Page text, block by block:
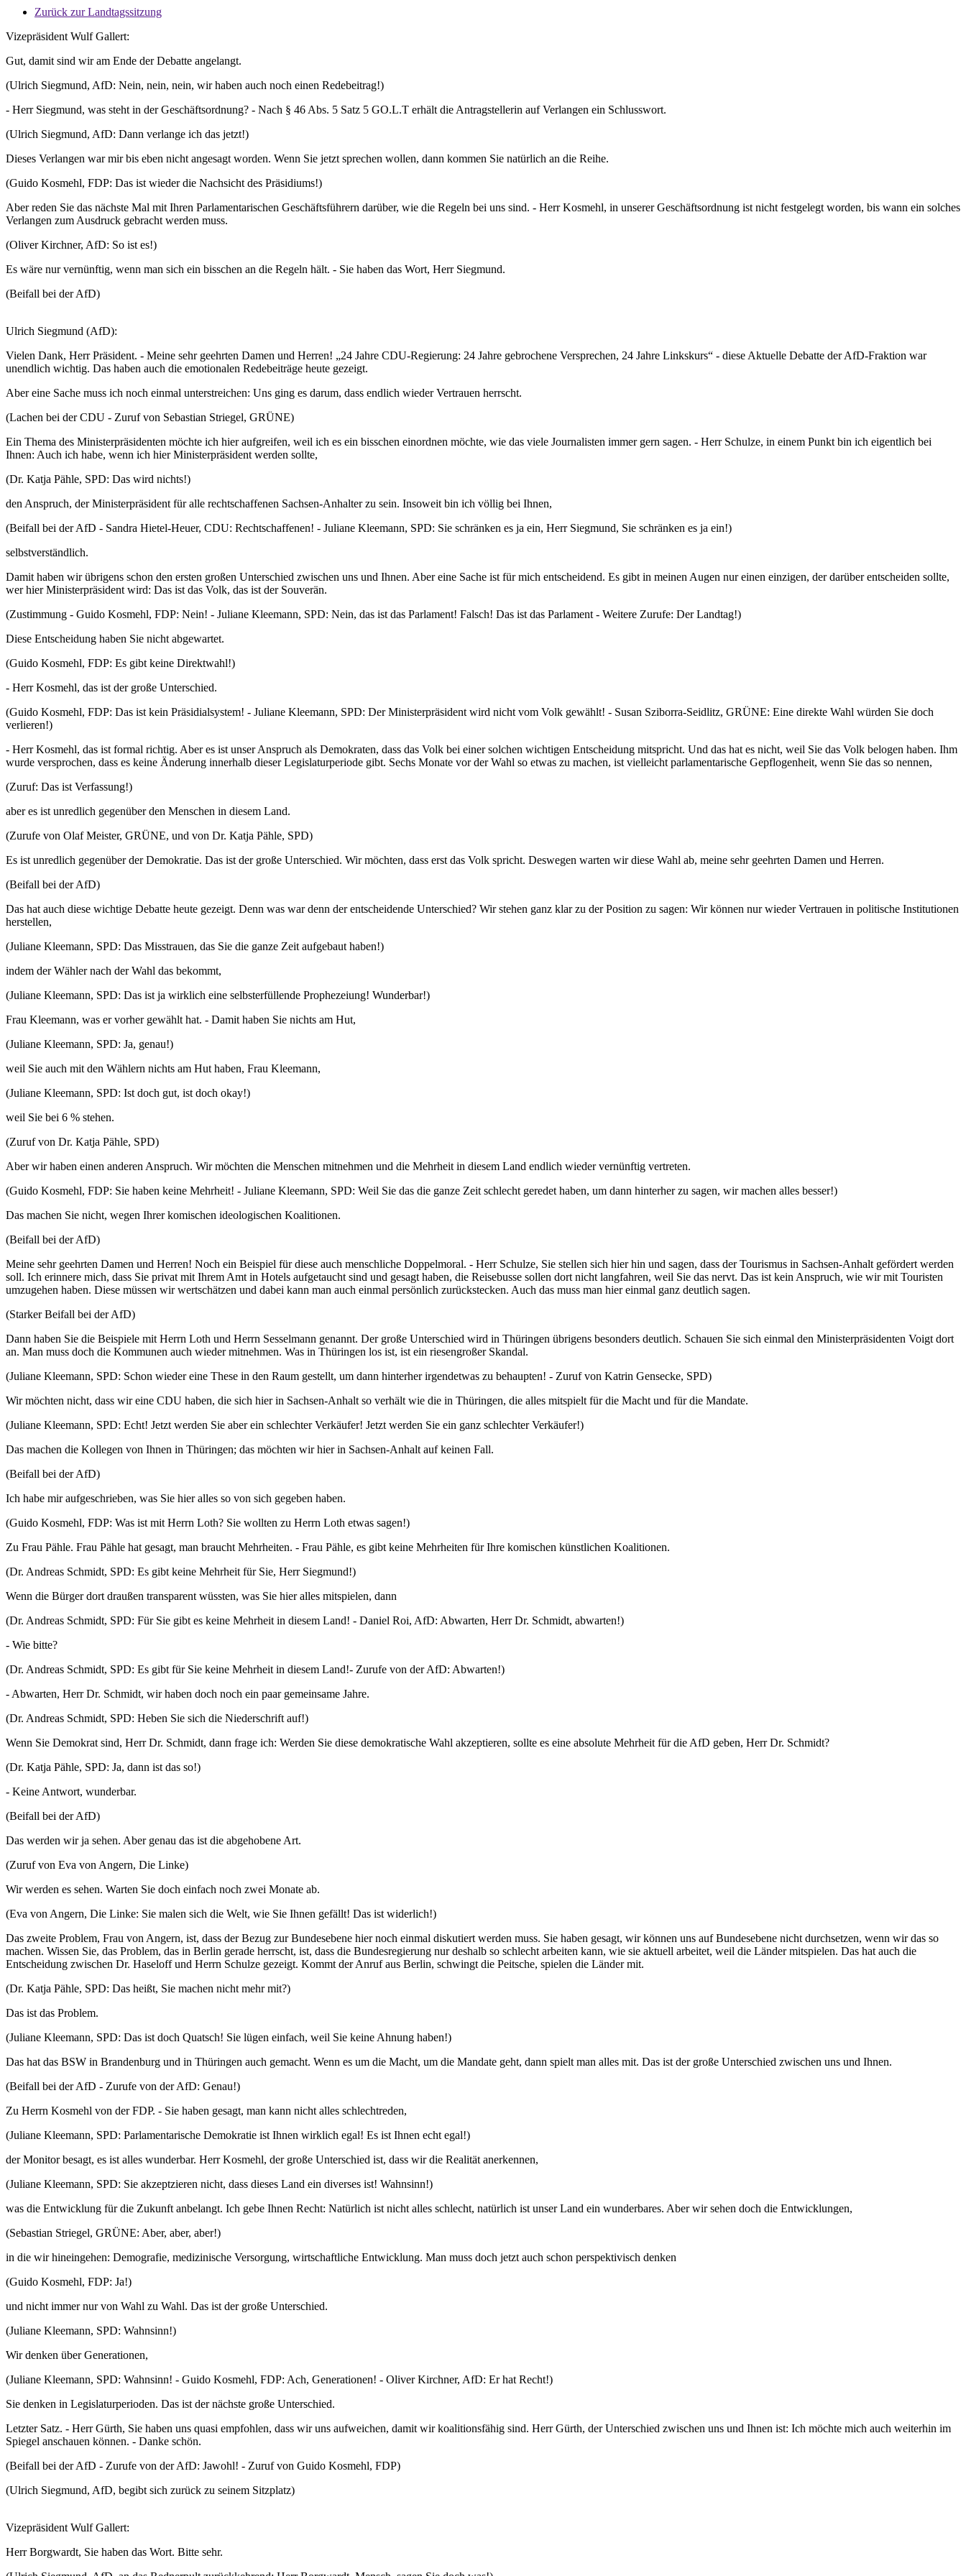
Zurück zur Landtagssitzung
Vizepräsident Wulf Gallert:
Gut, damit sind wir am Ende der Debatte angelangt.
(Ulrich Siegmund, AfD: Nein, nein, nein, wir haben auch noch einen Redebeitrag!)
- Herr Siegmund, was steht in der Geschäftsordnung? - Nach § 46 Abs. 5 Satz 5 GO.L.T erhält die Antragstellerin auf Verlangen ein Schlusswort.
(Ulrich Siegmund, AfD: Dann verlange ich das jetzt!)
Dieses Verlangen war mir bis eben nicht angesagt worden. Wenn Sie jetzt sprechen wollen, dann kommen Sie natürlich an die Reihe.
(Guido Kosmehl, FDP: Das ist wieder die Nachsicht des Präsidiums!)
Aber reden Sie das nächste Mal mit Ihren Parlamentarischen Geschäftsführern darüber, wie die Regeln bei uns sind. - Herr Kosmehl, in unserer Geschäftsordnung ist nicht festgelegt worden, bis wann ein solches
Verlangen zum Ausdruck gebracht werden muss.
(Oliver Kirchner, AfD: So ist es!)
Es wäre nur vernünftig, wenn man sich ein bisschen an die Regeln hält. - Sie haben das Wort, Herr Siegmund.
(Beifall bei der AfD)
Ulrich Siegmund (AfD):
Vielen Dank, Herr Präsident. - Meine sehr geehrten Damen und Herren! „24 Jahre CDU-Regierung: 24 Jahre gebrochene Versprechen, 24 Jahre Linkskurs“ - diese Aktuelle Debatte der AfD-Fraktion war
unendlich wichtig. Das haben auch die emotionalen Redebeiträge heute gezeigt.
Aber eine Sache muss ich noch einmal unterstreichen: Uns ging es darum, dass endlich wieder Vertrauen herrscht.
(Lachen bei der CDU - Zuruf von Sebastian Striegel, GRÜNE)
Ein Thema des Ministerpräsidenten möchte ich hier aufgreifen, weil ich es ein bisschen einordnen möchte, wie das viele Journalisten immer gern sagen. - Herr Schulze, in einem Punkt bin ich eigentlich bei
Ihnen: Auch ich habe, wenn ich hier Ministerpräsident werden sollte,
(Dr. Katja Pähle, SPD: Das wird nichts!)
den Anspruch, der Ministerpräsident für alle rechtschaffenen Sachsen-Anhalter zu sein. Insoweit bin ich völlig bei Ihnen,
(Beifall bei der AfD - Sandra Hietel-Heuer, CDU: Rechtschaffenen! - Juliane Kleemann, SPD: Sie schränken es ja ein, Herr Siegmund, Sie schränken es ja ein!)
selbstverständlich.
Damit haben wir übrigens schon den ersten großen Unterschied zwischen uns und Ihnen. Aber eine Sache ist für mich entscheidend. Es gibt in meinen Augen nur einen einzigen, der darüber entscheiden sollte,
wer hier Ministerpräsident wird: Das ist das Volk, das ist der Souverän.
(Zustimmung - Guido Kosmehl, FDP: Nein! - Juliane Kleemann, SPD: Nein, das ist das Parlament! Falsch! Das ist das Parlament - Weitere Zurufe: Der Landtag!)
Diese Entscheidung haben Sie nicht abgewartet.
(Guido Kosmehl, FDP: Es gibt keine Direktwahl!)
- Herr Kosmehl, das ist der große Unterschied.
(Guido Kosmehl, FDP: Das ist kein Präsidialsystem! - Juliane Kleemann, SPD: Der Ministerpräsident wird nicht vom Volk gewählt! - Susan Sziborra-Seidlitz, GRÜNE: Eine direkte Wahl würden Sie doch
verlieren!)
- Herr Kosmehl, das ist formal richtig. Aber es ist unser Anspruch als Demokraten, dass das Volk bei einer solchen wichtigen Entscheidung mitspricht. Und das hat es nicht, weil Sie das Volk belogen haben. Ihm
wurde versprochen, dass es keine Änderung innerhalb dieser Legislaturperiode gibt. Sechs Monate vor der Wahl so etwas zu machen, ist vielleicht parlamentarische Gepflogenheit, wenn Sie das so nennen,
(Zuruf: Das ist Verfassung!)
aber es ist unredlich gegenüber den Menschen in diesem Land.
(Zurufe von Olaf Meister, GRÜNE, und von Dr. Katja Pähle, SPD)
Es ist unredlich gegenüber der Demokratie. Das ist der große Unterschied. Wir möchten, dass erst das Volk spricht. Deswegen warten wir diese Wahl ab, meine sehr geehrten Damen und Herren.
(Beifall bei der AfD)
Das hat auch diese wichtige Debatte heute gezeigt. Denn was war denn der entscheidende Unterschied? Wir stehen ganz klar zu der Position zu sagen: Wir können nur wieder Vertrauen in politische Institutionen
herstellen,
(Juliane Kleemann, SPD: Das Misstrauen, das Sie die ganze Zeit aufgebaut haben!)
indem der Wähler nach der Wahl das bekommt,
(Juliane Kleemann, SPD: Das ist ja wirklich eine selbsterfüllende Prophezeiung! Wunderbar!)
Frau Kleemann, was er vorher gewählt hat. - Damit haben Sie nichts am Hut,
(Juliane Kleemann, SPD: Ja, genau!)
weil Sie auch mit den Wählern nichts am Hut haben, Frau Kleemann,
(Juliane Kleemann, SPD: Ist doch gut, ist doch okay!)
weil Sie bei 6 % stehen.
(Zuruf von Dr. Katja Pähle, SPD)
Aber wir haben einen anderen Anspruch. Wir möchten die Menschen mitnehmen und die Mehrheit in diesem Land endlich wieder vernünftig vertreten.
(Guido Kosmehl, FDP: Sie haben keine Mehrheit! - Juliane Kleemann, SPD: Weil Sie das die ganze Zeit schlecht geredet haben, um dann hinterher zu sagen, wir machen alles besser!)
Das machen Sie nicht, wegen Ihrer komischen ideologischen Koalitionen.
(Beifall bei der AfD)
Meine sehr geehrten Damen und Herren! Noch ein Beispiel für diese auch menschliche Doppelmoral. - Herr Schulze, Sie stellen sich hier hin und sagen, dass der Tourismus in Sachsen-Anhalt gefördert werden
soll. Ich erinnere mich, dass Sie privat mit Ihrem Amt in Hotels aufgetaucht sind und gesagt haben, die Reisebusse sollen dort nicht langfahren, weil Sie das nervt. Das ist kein Anspruch, wie wir mit Touristen
umzugehen haben. Diese müssen wir wertschätzen und dabei kann man auch einmal persönlich zurückstecken. Auch das muss man hier einmal ganz deutlich sagen.
(Starker Beifall bei der AfD)
Dann haben Sie die Beispiele mit Herrn Loth und Herrn Sesselmann genannt. Der große Unterschied wird in Thüringen übrigens besonders deutlich. Schauen Sie sich einmal den Ministerpräsidenten Voigt dort
an. Man muss doch die Kommunen auch wieder mitnehmen. Was in Thüringen los ist, ist ein riesengroßer Skandal.
(Juliane Kleemann, SPD: Schon wieder eine These in den Raum gestellt, um dann hinterher irgendetwas zu behaupten! - Zuruf von Katrin Gensecke, SPD)
Wir möchten nicht, dass wir eine CDU haben, die sich hier in Sachsen-Anhalt so verhält wie die in Thüringen, die alles mitspielt für die Macht und für die Mandate.
(Juliane Kleemann, SPD: Echt! Jetzt werden Sie aber ein schlechter Verkäufer! Jetzt werden Sie ein ganz schlechter Verkäufer!)
Das machen die Kollegen von Ihnen in Thüringen; das möchten wir hier in Sachsen-Anhalt auf keinen Fall.
(Beifall bei der AfD)
Ich habe mir aufgeschrieben, was Sie hier alles so von sich gegeben haben.
(Guido Kosmehl, FDP: Was ist mit Herrn Loth? Sie wollten zu Herrn Loth etwas sagen!)
Zu Frau Pähle. Frau Pähle hat gesagt, man braucht Mehrheiten. - Frau Pähle, es gibt keine Mehrheiten für Ihre komischen künstlichen Koalitionen.
(Dr. Andreas Schmidt, SPD: Es gibt keine Mehrheit für Sie, Herr Siegmund!)
Wenn die Bürger dort draußen transparent wüssten, was Sie hier alles mitspielen, dann
(Dr. Andreas Schmidt, SPD: Für Sie gibt es keine Mehrheit in diesem Land! - Daniel Roi, AfD: Abwarten, Herr Dr. Schmidt, abwarten!)
- Wie bitte?
(Dr. Andreas Schmidt, SPD: Es gibt für Sie keine Mehrheit in diesem Land!- Zurufe von der AfD: Abwarten!)
- Abwarten, Herr Dr. Schmidt, wir haben doch noch ein paar gemeinsame Jahre.
(Dr. Andreas Schmidt, SPD: Heben Sie sich die Niederschrift auf!)
Wenn Sie Demokrat sind, Herr Dr. Schmidt, dann frage ich: Werden Sie diese demokratische Wahl akzeptieren, sollte es eine absolute Mehrheit für die AfD geben, Herr Dr. Schmidt?
(Dr. Katja Pähle, SPD: Ja, dann ist das so!)
- Keine Antwort, wunderbar.
(Beifall bei der AfD)
Das werden wir ja sehen. Aber genau das ist die abgehobene Art.
(Zuruf von Eva von Angern, Die Linke)
Wir werden es sehen. Warten Sie doch einfach noch zwei Monate ab.
(Eva von Angern, Die Linke: Sie malen sich die Welt, wie Sie Ihnen gefällt! Das ist widerlich!)
Das zweite Problem, Frau von Angern, ist, dass der Bezug zur Bundesebene hier noch einmal diskutiert werden muss. Sie haben gesagt, wir können uns auf Bundesebene nicht durchsetzen, wenn wir das so
machen. Wissen Sie, das Problem, das in Berlin gerade herrscht, ist, dass die Bundesregierung nur deshalb so schlecht arbeiten kann, wie sie aktuell arbeitet, weil die Länder mitspielen. Das hat auch die
Entscheidung zwischen Dr. Haseloff und Herrn Schulze gezeigt. Kommt der Anruf aus Berlin, schwingt die Peitsche, spielen die Länder mit.
(Dr. Katja Pähle, SPD: Das heißt, Sie machen nicht mehr mit?)
Das ist das Problem.
(Juliane Kleemann, SPD: Das ist doch Quatsch! Sie lügen einfach, weil Sie keine Ahnung haben!)
Das hat das BSW in Brandenburg und in Thüringen auch gemacht. Wenn es um die Macht, um die Mandate geht, dann spielt man alles mit. Das ist der große Unterschied zwischen uns und Ihnen.
(Beifall bei der AfD - Zurufe von der AfD: Genau!)
Zu Herrn Kosmehl von der FDP. - Sie haben gesagt, man kann nicht alles schlechtreden,
(Juliane Kleemann, SPD: Parlamentarische Demokratie ist Ihnen wirklich egal! Es ist Ihnen echt egal!)
der Monitor besagt, es ist alles wunderbar. Herr Kosmehl, der große Unterschied ist, dass wir die Realität anerkennen,
(Juliane Kleemann, SPD: Sie akzeptzieren nicht, dass dieses Land ein diverses ist! Wahnsinn!)
was die Entwicklung für die Zukunft anbelangt. Ich gebe Ihnen Recht: Natürlich ist nicht alles schlecht, natürlich ist unser Land ein wunderbares. Aber wir sehen doch die Entwicklungen,
(Sebastian Striegel, GRÜNE: Aber, aber, aber!)
in die wir hineingehen: Demografie, medizinische Versorgung, wirtschaftliche Entwicklung. Man muss doch jetzt auch schon perspektivisch denken
(Guido Kosmehl, FDP: Ja!)
und nicht immer nur von Wahl zu Wahl. Das ist der große Unterschied.
(Juliane Kleemann, SPD: Wahnsinn!)
Wir denken über Generationen,
(Juliane Kleemann, SPD: Wahnsinn! - Guido Kosmehl, FDP: Ach, Generationen! - Oliver Kirchner, AfD: Er hat Recht!)
Sie denken in Legislaturperioden. Das ist der nächste große Unterschied.
Letzter Satz. - Herr Gürth, Sie haben uns quasi empfohlen, dass wir uns aufweichen, damit wir koalitionsfähig sind. Herr Gürth, der Unterschied zwischen uns und Ihnen ist: Ich möchte mich auch weiterhin im
Spiegel anschauen können. - Danke schön.
(Beifall bei der AfD - Zurufe von der AfD: Jawohl! - Zuruf von Guido Kosmehl, FDP)
(Ulrich Siegmund, AfD, begibt sich zurück zu seinem Sitzplatz)
Vizepräsident Wulf Gallert:
Herr Borgwardt, Sie haben das Wort. Bitte sehr.